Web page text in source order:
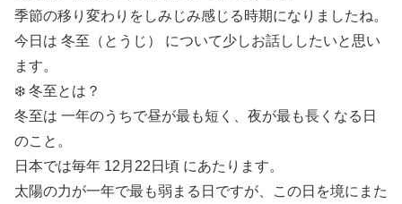
季節の移り変わりをしみじみ感じる時期になりましたね。
今日は 冬至（とうじ） について少しお話ししたいと思い
ます。
❄️ 冬至とは？
冬至は 一年のうちで昼が最も短く、夜が最も長くなる日
のこと。
日本では毎年 12月22日頃 にあたります。
太陽の力が一年で最も弱まる日ですが、この日を境にまた